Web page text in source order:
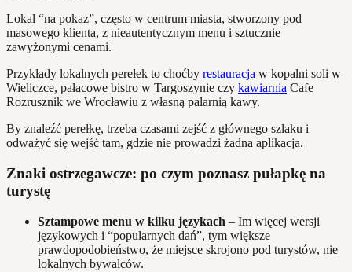
Lokal “na pokaz”, często w centrum miasta, stworzony pod
masowego klienta, z nieautentycznym menu i sztucznie
zawyżonymi cenami.
Przykłady lokalnych perełek to choćby restauracja w kopalni soli w
Wieliczce, pałacowe bistro w Targoszynie czy kawiarnia Cafe
Rozrusznik we Wrocławiu z własną palarnią kawy.
By znaleźć perełkę, trzeba czasami zejść z głównego szlaku i
odważyć się wejść tam, gdzie nie prowadzi żadna aplikacja.
Znaki ostrzegawcze: po czym poznasz pułapkę na
turystę
Sztampowe menu w kilku językach – Im więcej wersji
językowych i “popularnych dań”, tym większe
prawdopodobieństwo, że miejsce skrojono pod turystów, nie
lokalnych bywalców.